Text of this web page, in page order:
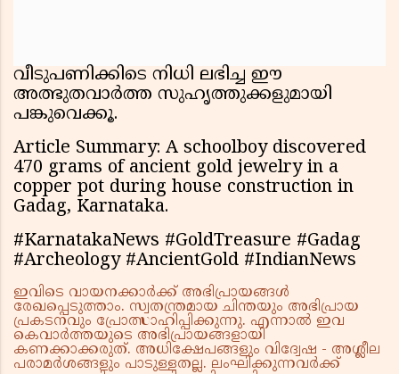
വീടുപണിക്കിടെ നിധി ലഭിച്ച ഈ
അത്ഭുതവാർത്ത സുഹൃത്തുക്കളുമായി
പങ്കുവെക്കൂ.
Article Summary: A schoolboy discovered
470 grams of ancient gold jewelry in a
copper pot during house construction in
Gadag, Karnataka.
#KarnatakaNews #GoldTreasure #Gadag
#Archeology #AncientGold #IndianNews
ഇവിടെ വായനക്കാർക്ക് അഭിപ്രായങ്ങൾ
രേഖപ്പെടുത്താം. സ്വതന്ത്രമായ ചിന്തയും അഭിപ്രായ
പ്രകടനവും പ്രോത്സാഹിപ്പിക്കുന്നു. എന്നാൽ ഇവ
കെവാർത്തയുടെ അഭിപ്രായങ്ങളായി
കണക്കാക്കരുത്. അധിക്ഷേപങ്ങളും വിദ്വേഷ - അശ്ലീല
പരാമർശങ്ങളും പാടുള്ളതല്ല. ലംഘിക്കുന്നവർക്ക്